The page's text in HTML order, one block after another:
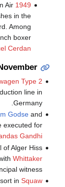
1949 Air France Lockheed Constellation crash
Air
in the
Among
boxer
Cerdan
Type 2
line in
Germany.
Godseand
executed for
Gandhi
of Alger Hiss
Whittaker
witness
in Squaw